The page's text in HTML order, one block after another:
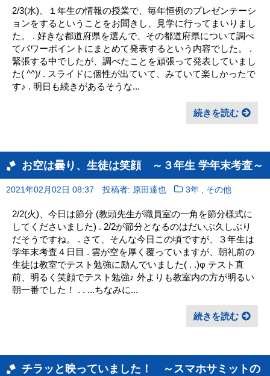
2/3(水)、１年生の情報の授業で、毎年恒例のプレゼンテーシ
ョンをするということをお聞きし、見学に行ってまいりまし
た。 . 好きな都道府県を選んで、その都道府県について調べ
てパワーポイントにまとめて発表するという内容でした。 .
緊張する中でしたが、調べたことを頑張って発表していまし
た( ^^)/ . スライドに個性が出ていて、みていて楽しかったで
す♪ . 明日も続きがあるそうな...
続きを読む
お空は曇り、生徒は笑顔 ～３年生 学年末考査～
2021年02月02日 08:37 投稿者: 原田達也 3年 その他
2/2(火)、今日は節分 (教頭先生が職員室の一角を節分様式に
してくださいました) . 2/2が節分となるのはだいぶ久しぶり
だそうですね。 . さて、そんな今日この頃ですが、３年生は
学年末考査４日目 . 雲が空を厚く覆っていますが、朝礼前の
生徒は教室でテスト勉強に励んでいました( . .)φ テスト直
前、明るく笑顔でテスト勉強♪ 外よりも教室内の方が明るい
朝一番でした！ . . ...ちなみに...
続きを読む
チラッと映っていました！ ～スマホサミットの